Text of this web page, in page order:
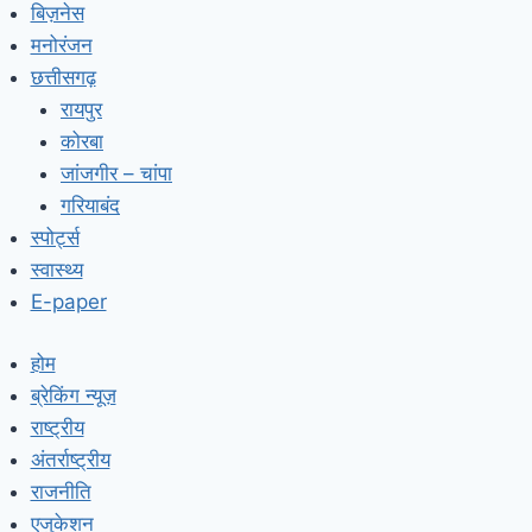
बिज़नेस
मनोरंजन
छत्तीसगढ़
रायपुर
कोरबा
जांजगीर – चांपा
गरियाबंद
स्पोर्ट्स
स्वास्थ्य
E-paper
होम
ब्रेकिंग न्यूज़
राष्ट्रीय
अंतर्राष्ट्रीय
राजनीति
एजुकेशन